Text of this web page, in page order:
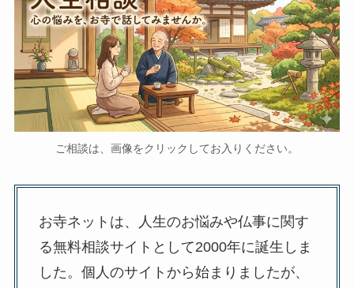
ご相談は、画像をクリックしてお入りください。
お寺ネットは、人生のお悩みや仏事に関す
る無料相談サイトとして2000年に誕生しま
した。個人のサイトから始まりましたが、